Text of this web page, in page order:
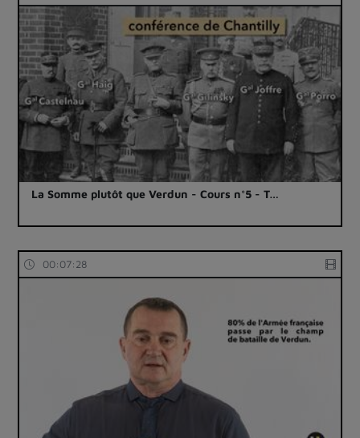
La Somme plutôt que Verdun - Cours n°5 - T…
00:07:28